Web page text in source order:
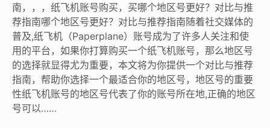
南，，，纸飞机账号购买，买哪个地区号更好？对比与推
荐指南哪个地区号更好？对比与推荐指南随着社交媒体的
普及,纸飞机（Paperplane）账号成为了许多人关注和使
用的平台，如果你打算购买一个纸飞机账号，那么地区号
的选择就显得尤为重要，本文将为你提供一个对比与推荐
指南，帮助你选择一个最适合你的地区号，地区号的重要
性纸飞机账号的地区号代表了你的账号所在地,正确的地区
号可以……